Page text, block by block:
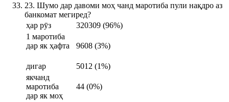
23. Шумо дар давоми моҳ чанд маротиба пули нақдро аз
банкомат мегиред?
ҳар рӯз
320309 (96%)
1 маротиба
дар як ҳафта
9608 (3%)
дигар
5012 (1%)
якчанд
маротиба
дар як моҳ
44 (0%)